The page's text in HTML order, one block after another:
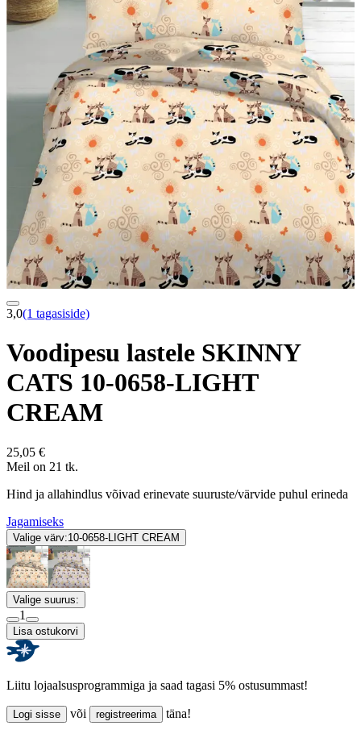
3,0(1 tagasiside)
Voodipesu lastele SKINNY
CATS 10-0658-LIGHT
CREAM
25,05 €
Meil on 21 tk.
Hind ja allahindlus võivad erinevate suuruste/värvide puhul erineda
Jagamiseks
Valige värv:10-0658-LIGHT CREAM
Valige suurus:
1
Lisa ostukorvi
Liitu lojaalsusprogrammiga ja saad tagasi 5% ostusummast!
Logi sisse või registreerima täna!